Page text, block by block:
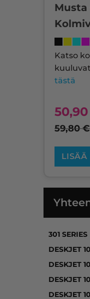
Musta
Katso
tästä
50,90
59,80€
LISÄÄ
301 SERIES
DESKJET
DESKJET
DESKJET
DESKJET